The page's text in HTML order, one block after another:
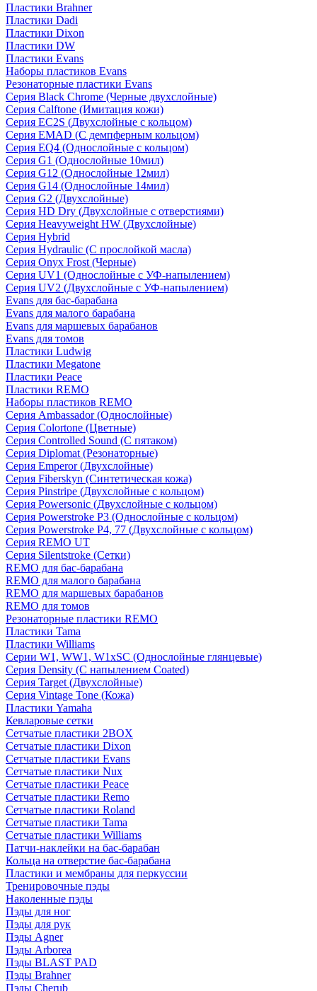
Пластики Brahner
Пластики Dadi
Пластики Dixon
Пластики DW
Пластики Evans
Наборы пластиков Evans
Резонаторные пластики Evans
Серия Black Chrome (Черные двухслойные)
Серия Calftone (Имитация кожи)
Серия EC2S (Двухслойные с кольцом)
Серия EMAD (С демпферным кольцом)
Серия EQ4 (Однослойные с кольцом)
Серия G1 (Однослойные 10мил)
Серия G12 (Однослойные 12мил)
Серия G14 (Однослойные 14мил)
Серия G2 (Двухслойные)
Серия HD Dry (Двухслойные с отверстиями)
Серия Heavyweight HW (Двухслойные)
Серия Hybrid
Серия Hydraulic (С прослойкой масла)
Серия Onyx Frost (Черные)
Серия UV1 (Однослойные с УФ-напылением)
Серия UV2 (Двухслойные с УФ-напылением)
Evans для бас-барабана
Evans для малого барабана
Evans для маршевых барабанов
Evans для томов
Пластики Ludwig
Пластики Megatone
Пластики Peace
Пластики REMO
Наборы пластиков REMO
Серия Ambassador (Однослойные)
Серия Colortone (Цветные)
Серия Controlled Sound (С пятаком)
Серия Diplomat (Резонаторные)
Серия Emperor (Двухслойные)
Серия Fiberskyn (Синтетическая кожа)
Серия Pinstripe (Двухслойные с кольцом)
Серия Powersonic (Двухслойные с кольцом)
Серия Powerstroke P3 (Однослойные с кольцом)
Серия Powerstroke P4, 77 (Двухслойные с кольцом)
Серия REMO UT
Серия Silentstroke (Сетки)
REMO для бас-барабана
REMO для малого барабана
REMO для маршевых барабанов
REMO для томов
Резонаторные пластики REMO
Пластики Tama
Пластики Williams
Серии W1, WW1, W1xSC (Однослойные глянцевые)
Серия Density (C напылением Coated)
Серия Target (Двухслойные)
Серия Vintage Tone (Кожа)
Пластики Yamaha
Кевларовые сетки
Сетчатые пластики 2BOX
Сетчатые пластики Dixon
Сетчатые пластики Evans
Сетчатые пластики Nux
Сетчатые пластики Peace
Сетчатые пластики Remo
Сетчатые пластики Roland
Сетчатые пластики Tama
Сетчатые пластики Williams
Патчи-наклейки на бас-барабан
Кольца на отверстие бас-барабана
Пластики и мембраны для перкуссии
Тренировочные пэды
Наколенные пэды
Пэды для ног
Пэды для рук
Пэды Agner
Пэды Arborea
Пэды BLAST PAD
Пэды Brahner
Пэды Cherub